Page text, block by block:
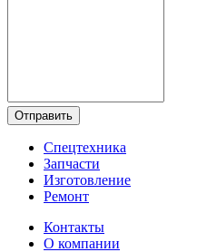
Отправить
Спецтехника
Запчасти
Изготовление
Ремонт
Контакты
О компании